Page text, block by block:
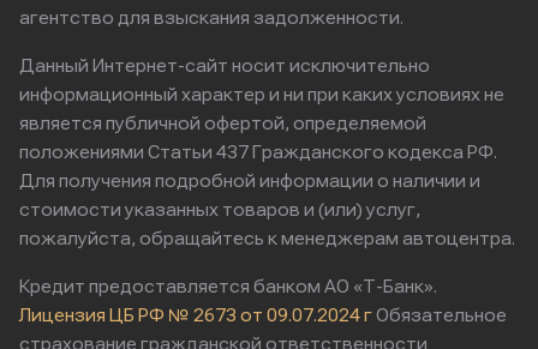
агентство для взыскания задолженности.
Данный Интернет-сайт носит исключительно
информационный характер и ни при каких условиях не
является публичной офертой, определяемой
положениями Статьи 437 Гражданского кодекса РФ.
Для получения подробной информации о наличии и
стоимости указанных товаров и (или) услуг,
пожалуйста, обращайтесь к менеджерам автоцентра.
Кредит предоставляется банком АО «Т-Банк».
Лицензия ЦБ РФ № 2673 от 09.07.2024 гОбязательное
страхование гражданской ответственности